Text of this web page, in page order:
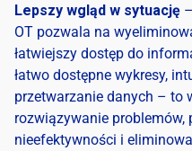
Lepszy wgląd w sytuację
OT pozwala na
łatwiejszy dostęp do
łatwo dostępne wykresy,
przetwarzanie danych – to
rozwiązywanie
nieefektywności i